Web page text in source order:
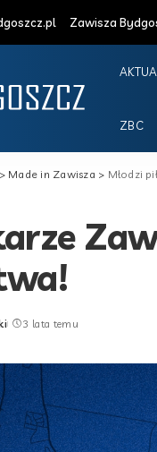
Zawisza
ZBC
> Made in Zawisza > Młodzi
3 lata temu